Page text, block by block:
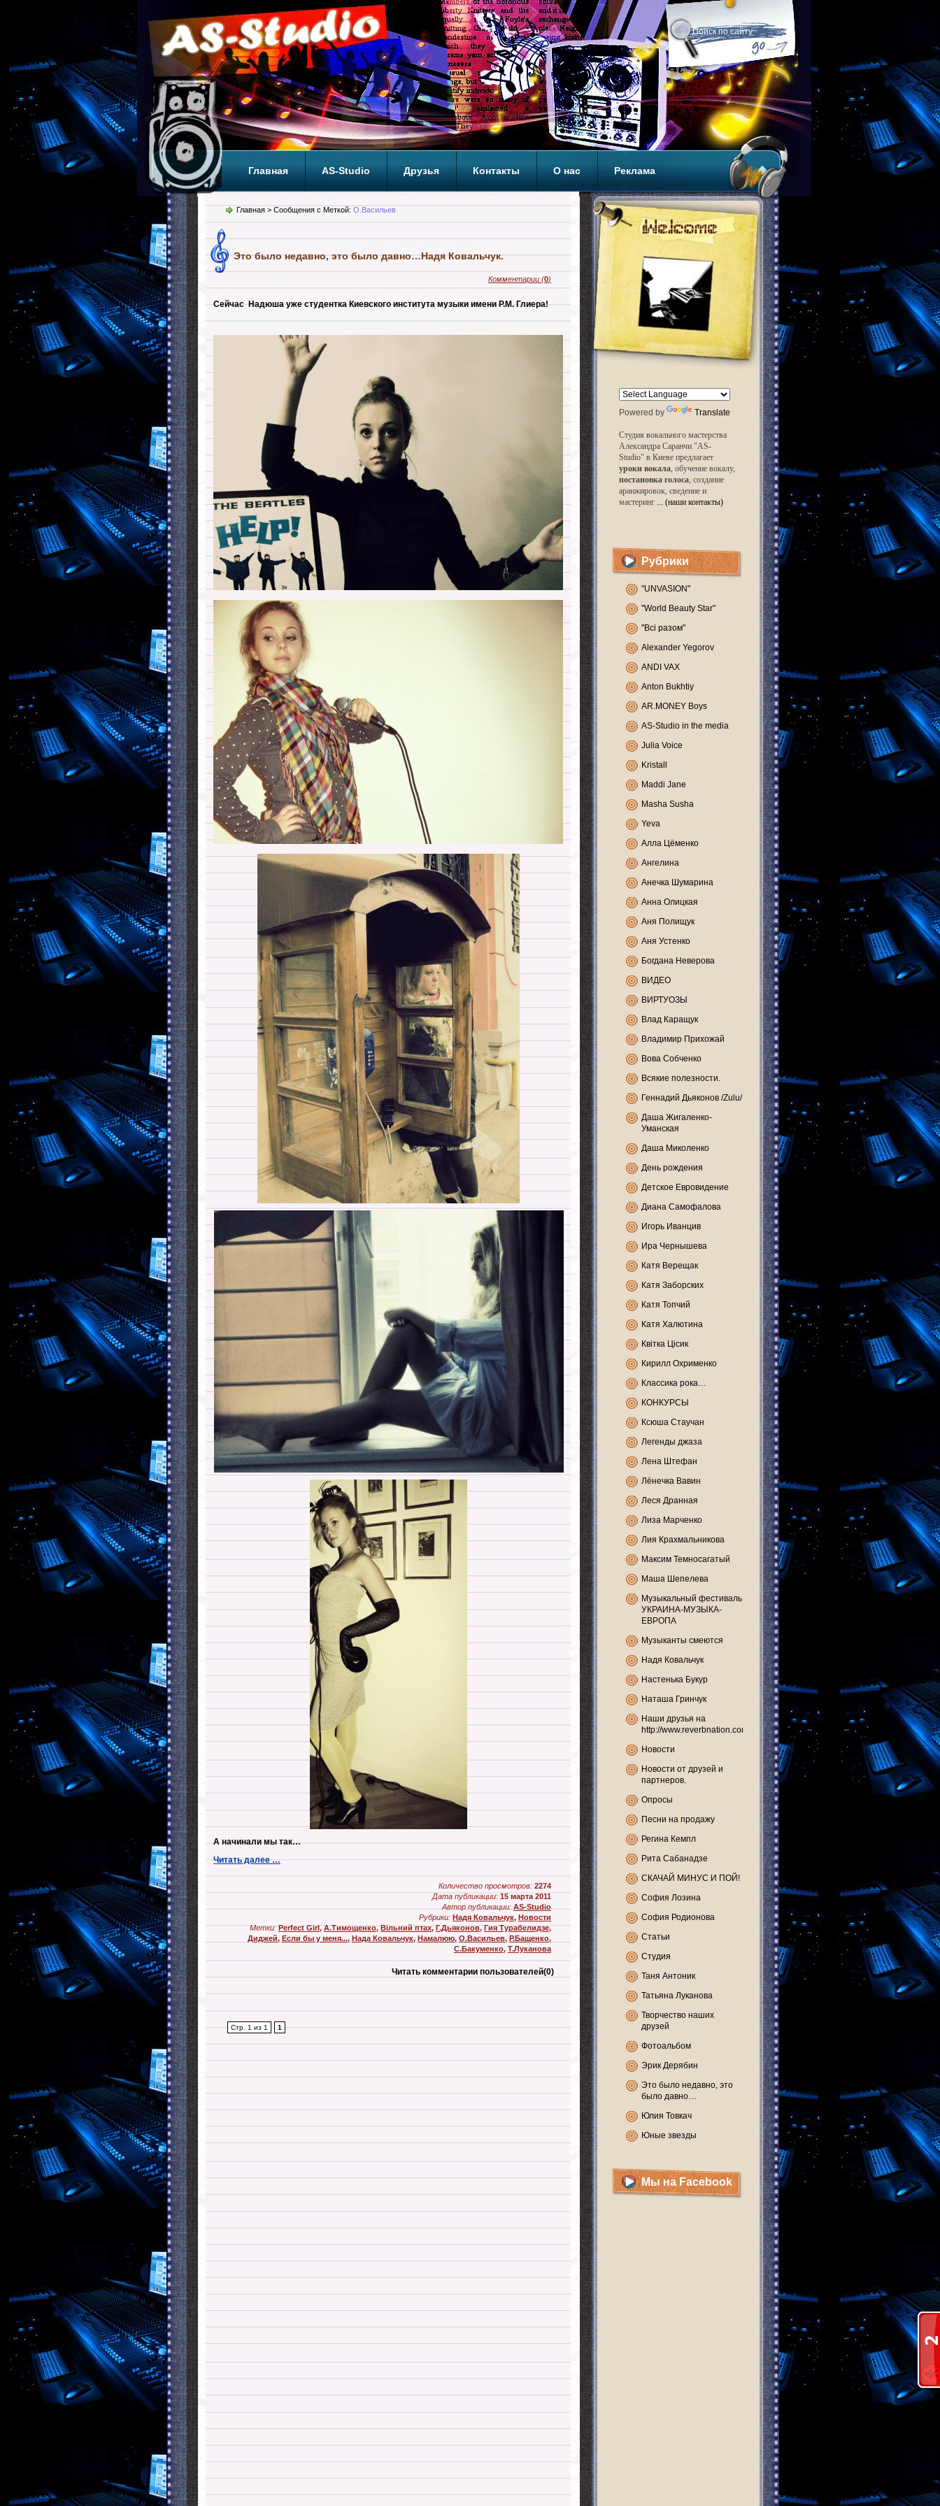
Главная AS-Studio Друзья Контакты О нас Реклама
Теги ТОП
Powered by Translate
Студия вокального мастерства
Александра Саранчи "AS-
Studio" в Киеве предлагает
уроки вокала, обучение вокалу,
постановка голоса, создание
аранжировок, сведение и
мастеринг ... (наши контакты)
Рубрики
"UNVASION"
"World Beauty Star"
"Всі разом"
Alexander Yegorov
ANDI VAX
Anton Bukhtiy
AR.MONEY Boys
AS-Studio in the media
Julia Voice
Kristall
Maddi Jane
Masha Susha
Yeva
Алла Цёменко
Ангелина
Анечка Шумарина
Анна Олицкая
Аня Полищук
Аня Устенко
Богдана Неверова
ВИДЕО
ВИРТУОЗЫ
Влад Каращук
Владимир Прихожай
Вова Собченко
Всякие полезности.
Геннадий Дьяконов /Zulu/
Даша Жигаленко-
Уманская
Даша Миколенко
День рождения
Детское Евровидение
Диана Самофалова
Игорь Иванцив
Ира Чернышева
Катя Верещак
Катя Заборских
Катя Топчий
Катя Халютина
Квітка Цісик
Кирилл Охрименко
Классика рока…
КОНКУРСЫ
Ксюша Стаучан
Легенды джаза
Лена Штефан
Лёнечка Вавин
Леся Дранная
Лиза Марченко
Лия Крахмальникова
Максим Темносагатый
Маша Шепелева
Музыкальный фестиваль
УКРАИНА-МУЗЫКА-
ЕВРОПА
Музыканты смеются
Надя Ковальчук
Настенька Букур
Наташа Гринчук
Наши друзья на
http://www.reverbnation.com
Новости
Новости от друзей и
партнеров.
Опросы
Песни на продажу
Регина Кемпл
Рита Сабанадзе
СКАЧАЙ МИНУС И ПОЙ!
София Лозина
София Родионова
Статьи
Студия
Таня Антоник
Татьяна Луканова
Творчество наших
друзей
Фотоальбом
Эрик Дерябин
Это было недавно, это
было давно…
Юлия Товкач
Юные звезды
Мы на Facebook
Главная > Сообщения с Меткой: О.Васильев
Это было недавно, это было давно…Надя Ковальчук.
Комментарии (0)
Сейчас Надюша уже студентка Киевского института музыки имени Р.М. Глиера!
А начинали мы так…
Читать далее …
Количество просмотров: 2274
Дата публикации: 15 марта 2011
Автор публикации: AS-Studio
Рубрики: Надя Ковальчук, Новости
Метки: Perfect Girl,А.Тимощенко,Вільний птах,Г.Дьяконов,Гия Турабелидзе,
Диджей, Если бы у меня..., Нада Ковальчук, Намалюю, О.Васильев, Р.Бащенко,
С.Бакуменко, Т.Луканова
Читать комментарии пользователей(0)
Стр. 1 из 1 1